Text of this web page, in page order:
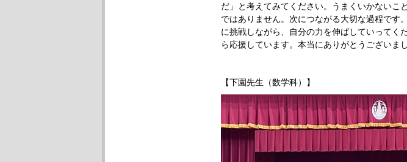
だ」と考えてみてください。うまくいかないこ
ではありません。次につながる大切な過程です
に挑戦しながら、自分の力を伸ばしていってく
ら応援しています。本当にありがとうございまし
【下園先生（数学科）】